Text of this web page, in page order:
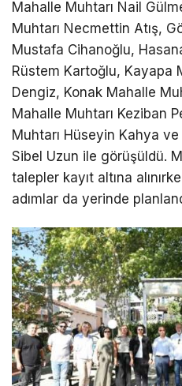
Mahalle Muhtarı Nail
Muhtarı Necmettin Atış,
Mustafa Cihanoğlu,
Rüstem Kartoğlu, Kayapa
Dengiz, Konak Mahalle
Mahalle Muhtarı Keziban
Muhtarı Hüseyin Kahya
Sibel Uzun ile görüşüldü.
talepler kayıt altına
adımlar da yerinde